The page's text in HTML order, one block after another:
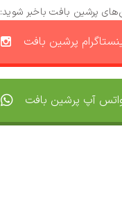
پرشین بافت باخبر شوید:
پرشین بافت
آپ پرشین بافت